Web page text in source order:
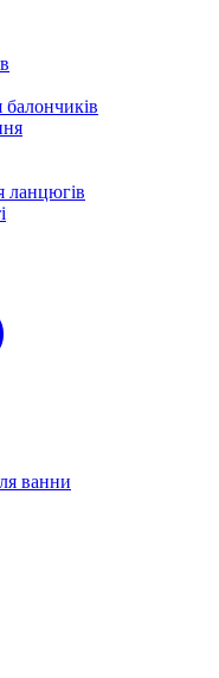
ланцюгів
ванни